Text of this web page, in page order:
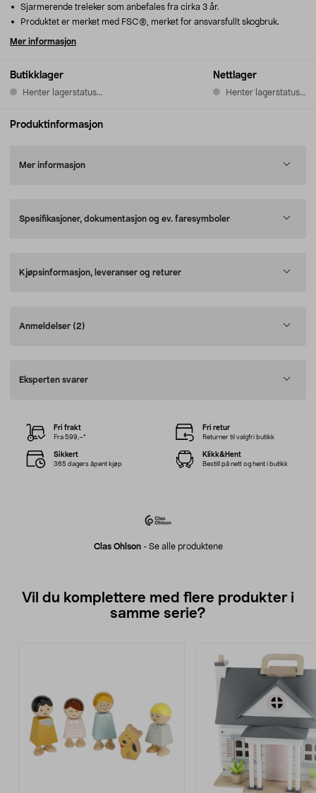
Butikklager
Henter lagerstatus...
Nettlager
Henter lagerstatus...
Sjarmerende treleker som anbefales fra cirka 3 år.
Produktet er merket med FSC®, merket for ansvarsfullt skogbruk.
Mer informasjon
Produktinformasjon
Mer informasjon
Spesifikasjoner, dokumentasjon og ev. faresymboler
Kjøpsinformasjon, leveranser og returer
Anmeldelser (2)
Eksperten svarer
Clas Ohlson- Se alle produktene
Fri frakt
Fra 599,–*
Fri retur
Returner til valgfri butikk
Sikkert
365 dagers åpent kjøp
Klikk&Hent
Bestill på nett og hent i butikk
Vil du komplettere med flere produkter i
samme serie?